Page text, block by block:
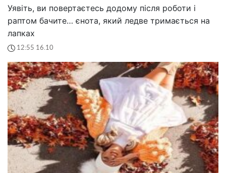
Уявіть, ви повертаєтесь додому після роботи і
раптом бачите… єнота, який ледве тримається на
лапках
12:55 16.10